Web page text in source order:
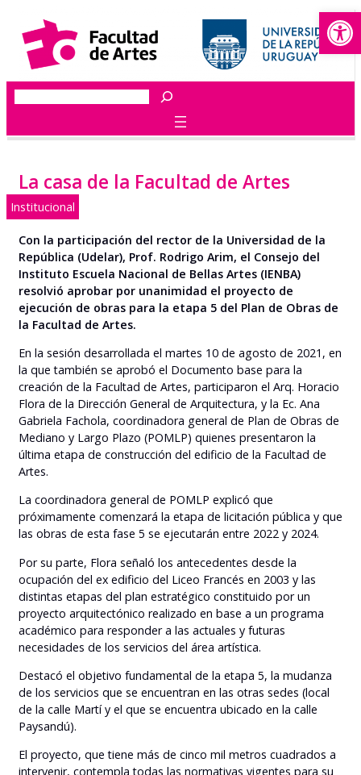
contenido
Buscar
La casa de la Facultad de Artes
Institucional
Con la participación del rector de la Universidad de la
República (Udelar), Prof. Rodrigo Arim, el Consejo del
Instituto Escuela Nacional de Bellas Artes (IENBA)
resolvió aprobar por unanimidad el proyecto de
ejecución de obras para la etapa 5 del Plan de Obras de
la Facultad de Artes.
En la sesión desarrollada el martes 10 de agosto de 2021, en
la que también se aprobó el Documento base para la
creación de la Facultad de Artes, participaron el Arq. Horacio
Flora de la Dirección General de Arquitectura, y la Ec. Ana
Gabriela Fachola, coordinadora general de Plan de Obras de
Mediano y Largo Plazo (POMLP) quienes presentaron la
última etapa de construcción del edificio de la Facultad de
Artes.
La coordinadora general de POMLP explicó que
próximamente comenzará la etapa de licitación pública y que
las obras de esta fase 5 se ejecutarán entre 2022 y 2024.
Por su parte, Flora señaló los antecedentes desde la
ocupación del ex edificio del Liceo Francés en 2003 y las
distintas etapas del plan estratégico constituido por un
proyecto arquitectónico realizado en base a un programa
académico para responder a las actuales y futuras
necesidades de los servicios del área artística.
Destacó el objetivo fundamental de la etapa 5, la mudanza
de los servicios que se encuentran en las otras sedes (local
de la calle Martí y el que se encuentra ubicado en la calle
Paysandú).
El proyecto, que tiene más de cinco mil metros cuadrados a
intervenir, contempla todas las normativas vigentes para su